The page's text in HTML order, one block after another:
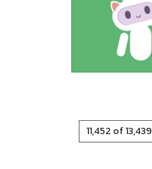
11,452 of 13,439